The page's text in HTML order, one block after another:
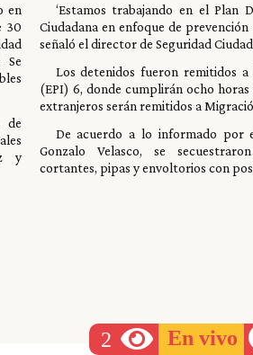
en
30
Se
de
y
‘Estamos trabajando en el Plan
Ciudadana en enfoque de prevención
señaló el director de Seguridad
Los detenidos fueron remitidos
(EPI) 6, donde cumplirán ocho
extranjeros serán remitidos a
De acuerdo a lo informado por
Gonzalo Velasco, se
cortantes, pipas y envoltorios con
2 En vivo